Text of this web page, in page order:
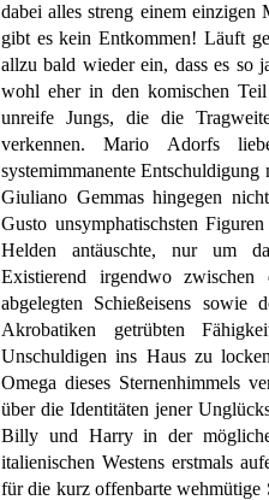
dabei alles streng einem einzigen
gibt es kein Entkommen! Läuft
allzu bald wieder ein, dass es so
wohl eher in den komischen
unreife Jungs, die die
verkennen. Mario Adorfs
systemimmanente
Giuliano Gemmas hingegen
Gusto unsymphatischsten
Helden antäuschte, nur um
Existierend irgendwo
abgelegten Schießeisens sowie
Akrobatiken getrübten
Unschuldigen ins Haus zu
Omega dieses Sternenhimmels
über die Identitäten jener
Billy und Harry in der
italienischen Westens erstmals
für die kurz offenbarte wehmütige